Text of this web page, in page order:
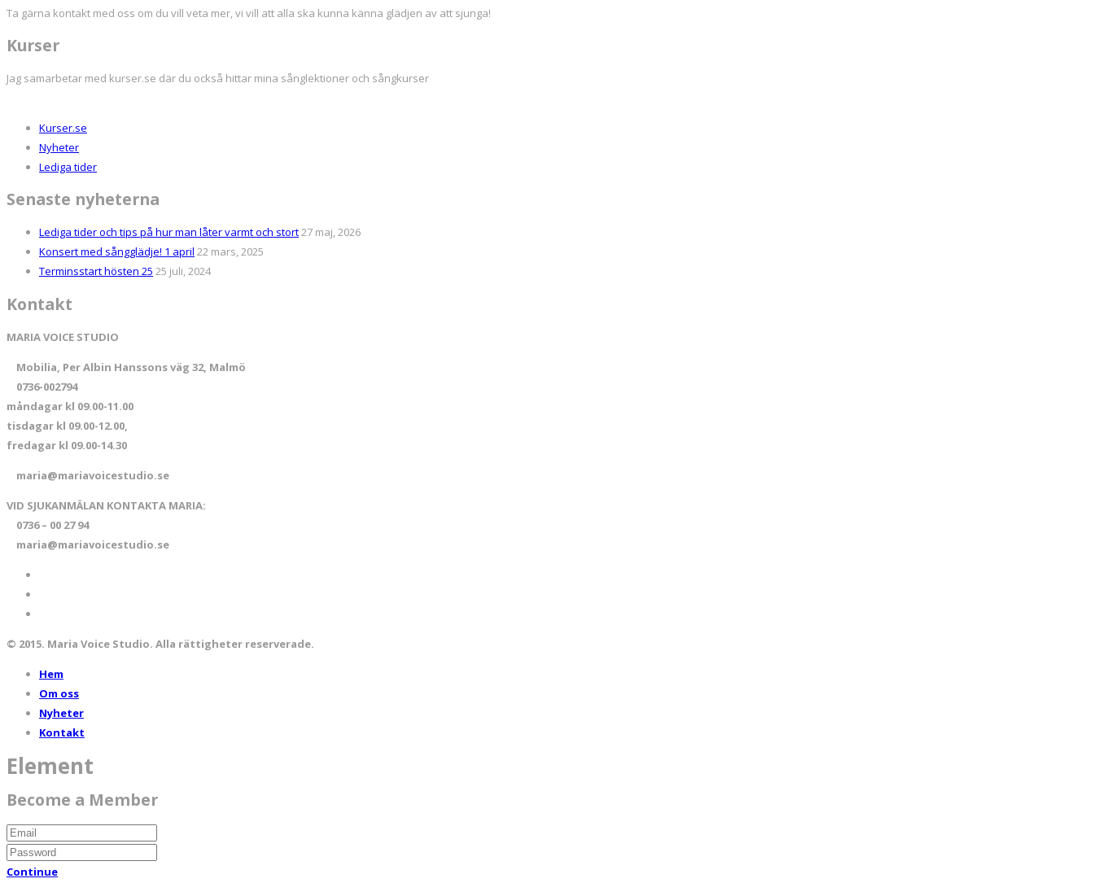
Ta gärna kontakt med oss om du vill veta mer, vi vill att alla ska kunna känna glädjen av att sjunga!
Kurser
Jag samarbetar med kurser.se där du också hittar mina sånglektioner och sångkurser
Kurser.se
Nyheter
Lediga tider
Senaste nyheterna
Lediga tider och tips på hur man låter varmt och stort27 maj, 2026
Konsert med sångglädje! 1 april 22 mars, 2025
Terminsstart hösten 25 25 juli, 2024
Kontakt
MARIA VOICE STUDIO
Mobilia, Per Albin Hanssons väg 32, Malmö
0736-002794
måndagar kl 09.00-11.00
tisdagar kl 09.00-12.00,
fredagar kl 09.00-14.30
maria@mariavoicestudio.se
VID SJUKANMÄLAN KONTAKTA MARIA:
0736 – 00 27 94
maria@mariavoicestudio.se
© 2015. Maria Voice Studio. Alla rättigheter reserverade.
Hem
Om oss
Nyheter
Kontakt
Element
Become a Member
Continue